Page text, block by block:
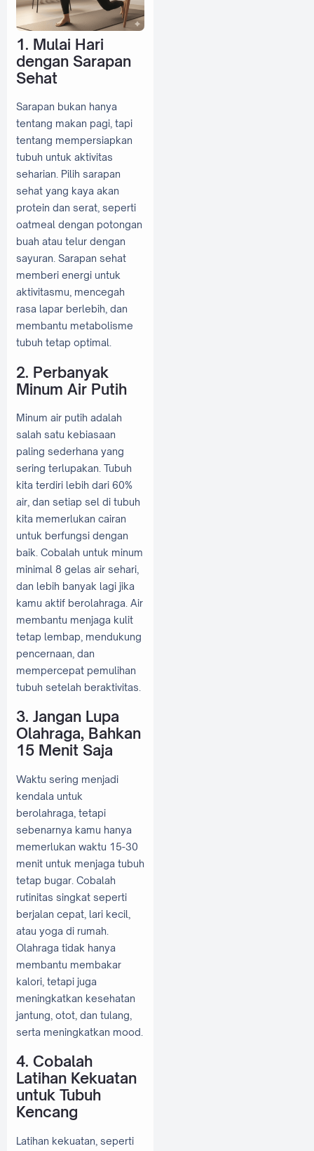
1. Mulai Hari
dengan Sarapan
Sehat
Sarapan bukan hanya
tentang makan pagi, tapi
tentang mempersiapkan
tubuh untuk aktivitas
seharian. Pilih sarapan
sehat yang kaya akan
protein dan serat, seperti
oatmeal dengan potongan
buah atau telur dengan
sayuran. Sarapan sehat
memberi energi untuk
aktivitasmu, mencegah
rasa lapar berlebih, dan
membantu metabolisme
tubuh tetap optimal.
2. Perbanyak
Minum Air Putih
Minum air putih adalah
salah satu kebiasaan
paling sederhana yang
sering terlupakan. Tubuh
kita terdiri lebih dari 60%
air, dan setiap sel di tubuh
kita memerlukan cairan
untuk berfungsi dengan
baik. Cobalah untuk minum
minimal 8 gelas air sehari,
dan lebih banyak lagi jika
kamu aktif berolahraga. Air
membantu menjaga kulit
tetap lembap, mendukung
pencernaan, dan
mempercepat pemulihan
tubuh setelah beraktivitas.
3. Jangan Lupa
Olahraga, Bahkan
15 Menit Saja
Waktu sering menjadi
kendala untuk
berolahraga, tetapi
sebenarnya kamu hanya
memerlukan waktu 15-30
menit untuk menjaga tubuh
tetap bugar. Cobalah
rutinitas singkat seperti
berjalan cepat, lari kecil,
atau yoga di rumah.
Olahraga tidak hanya
membantu membakar
kalori, tetapi juga
meningkatkan kesehatan
jantung, otot, dan tulang,
serta meningkatkan mood.
4. Cobalah
Latihan Kekuatan
untuk Tubuh
Kencang
Latihan kekuatan, seperti